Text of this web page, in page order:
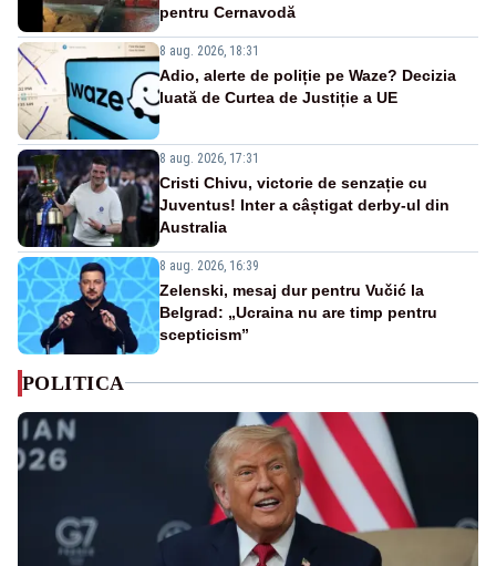
pentru Cernavodă
8 aug. 2026, 18:31
Adio, alerte de poliție pe Waze? Decizia
luată de Curtea de Justiție a UE
8 aug. 2026, 17:31
Cristi Chivu, victorie de senzație cu
Juventus! Inter a câștigat derby-ul din
Australia
8 aug. 2026, 16:39
Zelenski, mesaj dur pentru Vučić la
Belgrad: „Ucraina nu are timp pentru
scepticism”
POLITICA